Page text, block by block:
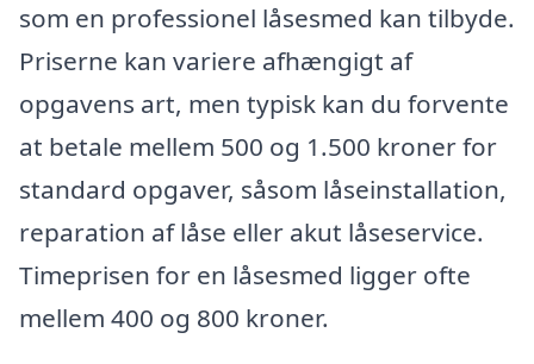
som en professionel låsesmed kan tilbyde.
Priserne kan variere afhængigt af
opgavens art, men typisk kan du forvente
at betale mellem 500 og 1.500 kroner for
standard opgaver, såsom låseinstallation,
reparation af låse eller akut låseservice.
Timeprisen for en låsesmed ligger ofte
mellem 400 og 800 kroner.